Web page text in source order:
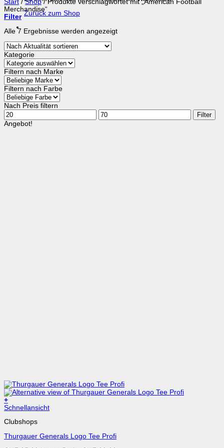
Zurück zum Shop
Start / Shop /Produkte verschlagwortet mit „American Football
Merchandise“
Filter
Alle 7 Ergebnisse werden angezeigtNach
Kategorie
Filtern nach Marke
Filtern nach Farbe
Nach Preis filtern
Min.
Preis
Max.
Preis
Filter
Angebot!
+
Dieses
weist
Varianten
Schnellansicht
Clubshops
Thurgauer Generals Logo Tee Profi